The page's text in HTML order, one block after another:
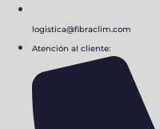
logistica@fibraclim.com
Atención al cliente: